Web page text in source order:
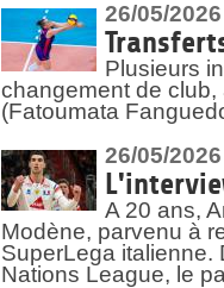
26/05/2026
Plusieurs
changement de
(Fatoumata
26/05/2026
A 20 ans,
Modène, parvenu à
SuperLega italienne.
Nations League, le